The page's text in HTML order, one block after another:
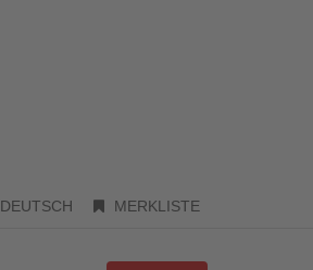
DEUTSCH MERKLISTE